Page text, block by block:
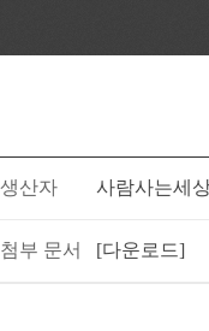
생산자 사람사는세
첨부 문서 [다운로드]